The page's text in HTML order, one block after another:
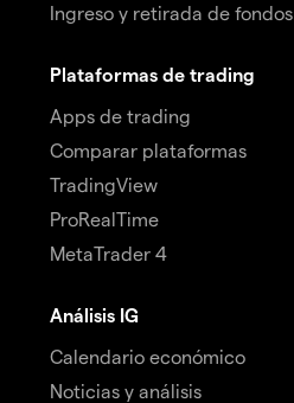
Ingreso y retirada de fondos
Plataformas de trading
Apps de trading
Comparar plataformas
TradingView
ProRealTime
MetaTrader 4
Análisis IG
Calendario económico
Noticias y análisis